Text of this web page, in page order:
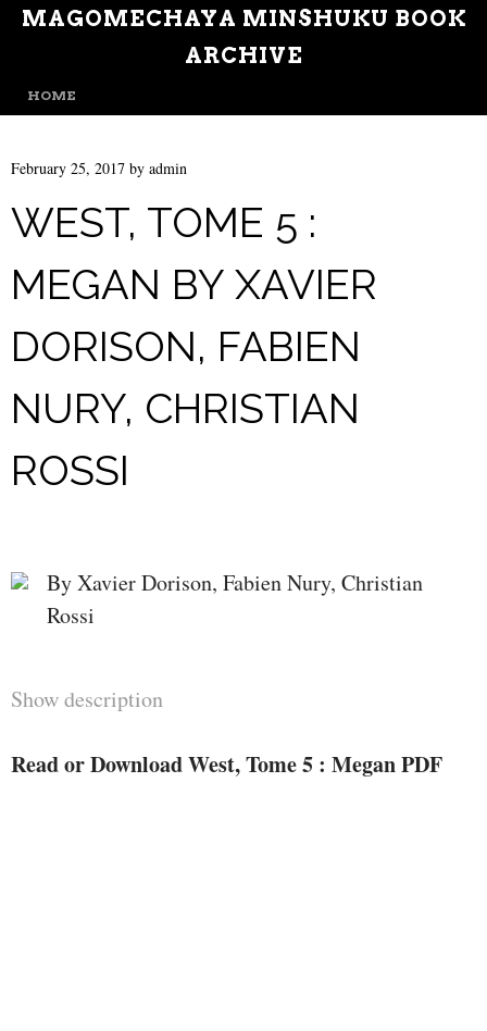
MAGOMECHAYA MINSHUKU BOOK
ARCHIVE
MENU
SKIP TO CONTENT
HOME
February 25, 2017 by admin
WEST, TOME 5 :
MEGAN BY XAVIER
DORISON, FABIEN
NURY, CHRISTIAN
ROSSI
By Xavier Dorison, Fabien Nury, Christian
Rossi
Show description
Read or Download West, Tome 5 : Megan PDF